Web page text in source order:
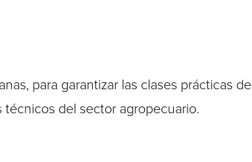
para garantizar las clases prácticas de
técnicos del sector agropecuario.